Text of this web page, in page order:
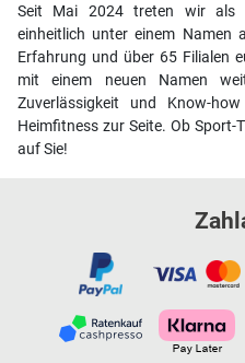
Seit Mai 2024 treten wir als
einheitlich unter einem
Erfahrung und über 65 Filialen
mit einem neuen Namen
Zuverlässigkeit und Know-
Heimfitness zur Seite. Ob Sport-
auf Sie!